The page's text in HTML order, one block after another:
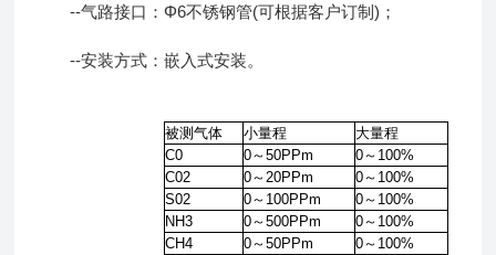
--气路接口：Φ6不锈钢管(可根据客户订制)；
--安装方式：嵌入式安装。
被测气体 小量程
大量程
C0
0～50PPm
0～100%
C02
0～20PPm
0～100%
S02
0～100PPm
0～100%
NH3
0～500PPm
0～100%
CH4
0～50PPm
0～100%